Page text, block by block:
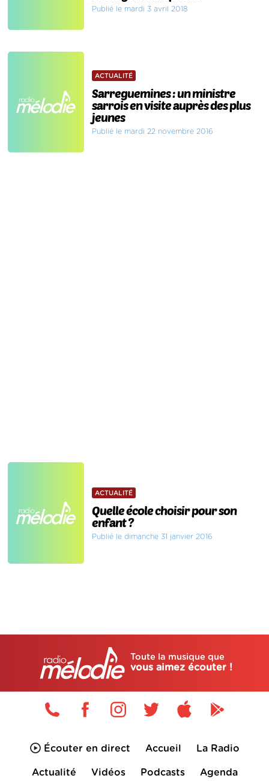
Publié le mardi 3 avril 2018
ACTUALITÉ
Sarreguemines : un ministre
sarrois en visite auprès des plus
jeunes
Publié le mardi 22 novembre 2016
ACTUALITÉ
Quelle école choisir pour son
enfant ?
Publié le dimanche 31 janvier 2016
Toute la musique que
vous aimez écouter !
Écouter en direct Accueil La Radio
Actualité Vidéos Podcasts Agenda